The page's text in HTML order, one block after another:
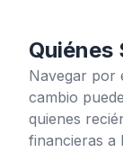
Quiénes
Navegar por
cambio
quienes
financieras a